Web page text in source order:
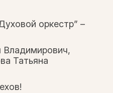
оркестр” –
Татьяна